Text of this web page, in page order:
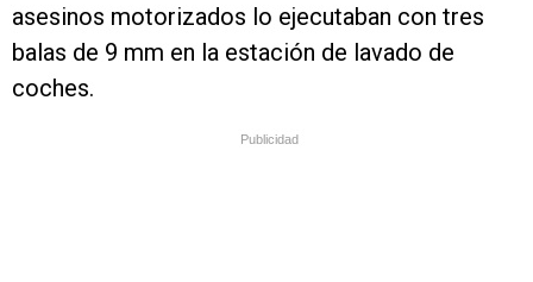
asesinos motorizados lo ejecutaban con tres
balas de 9 mm en la estación de lavado de
coches.
Publicidad